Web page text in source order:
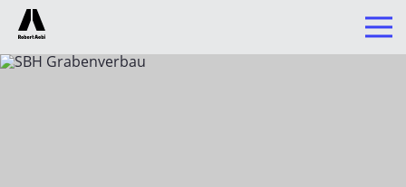
UNTERNEHMEN